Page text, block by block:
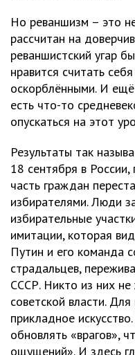
Но реваншизм – это
рассчитан на
реваншистский угар
нравится считать
оскорблёнными. И
есть что-то
опускаться на этот
Результаты так
18 сентября в
часть граждан
избирателями. Люди
избирательные
имитации, которая
Путин и его команда
страдальцев,
СССР. Никто из них
советской власти.
прикладное
обновлять «врагов»,
ощущений». И здесь